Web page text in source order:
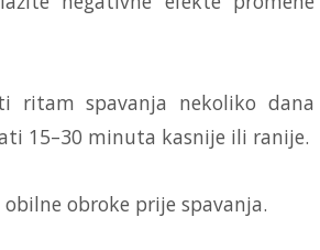
ritam spavanja nekoliko dana
15–30 minuta kasnije ili ranije.
obroke prije spavanja.